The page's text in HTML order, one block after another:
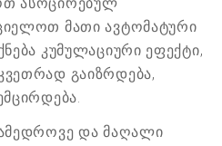
ასოცირებულ
მათი ავტომატური
კუმულაციური ეფექტი,
გაიზრდება,
და მაღალი